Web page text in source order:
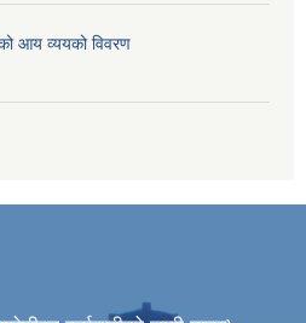
आय व्ययको विवरण